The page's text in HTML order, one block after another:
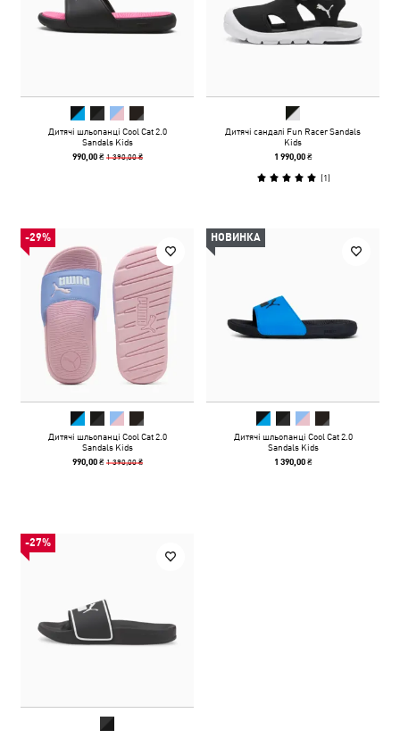
Дитячі шльопанці Cool Cat 2.0
Sandals Kids
990,00 ₴ 1 390,00 ₴
Дитячі сандалі Fun Racer Sandals
Kids
1 990,00 ₴
(1)
-29%
Дитячі шльопанці Cool Cat 2.0
Sandals Kids
990,00 ₴ 1 390,00 ₴
НОВИНКА
Дитячі шльопанці Cool Cat 2.0
Sandals Kids
1 390,00 ₴
-27%